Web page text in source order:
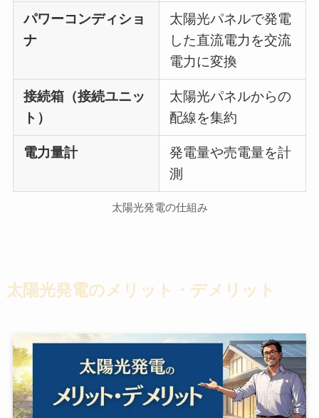
パワーコンディショ
ナ
太陽光パネルで発電
した直流電力を交流
電力に変換
接続箱（接続ユニッ
ト）
太陽光パネルからの
配線を集約
電力量計
発電量や売電量を計
測
太陽光発電の仕組み
太陽光発電のメリット・デメリット